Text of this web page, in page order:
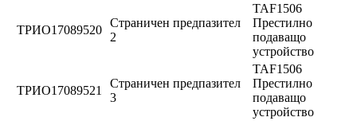
ТРИО17089520
Страничен предпазител
2
TAF1506
Престилно
подаващо
устройство
ТРИО17089521
Страничен предпазител
3
TAF1506
Престилно
подаващо
устройство